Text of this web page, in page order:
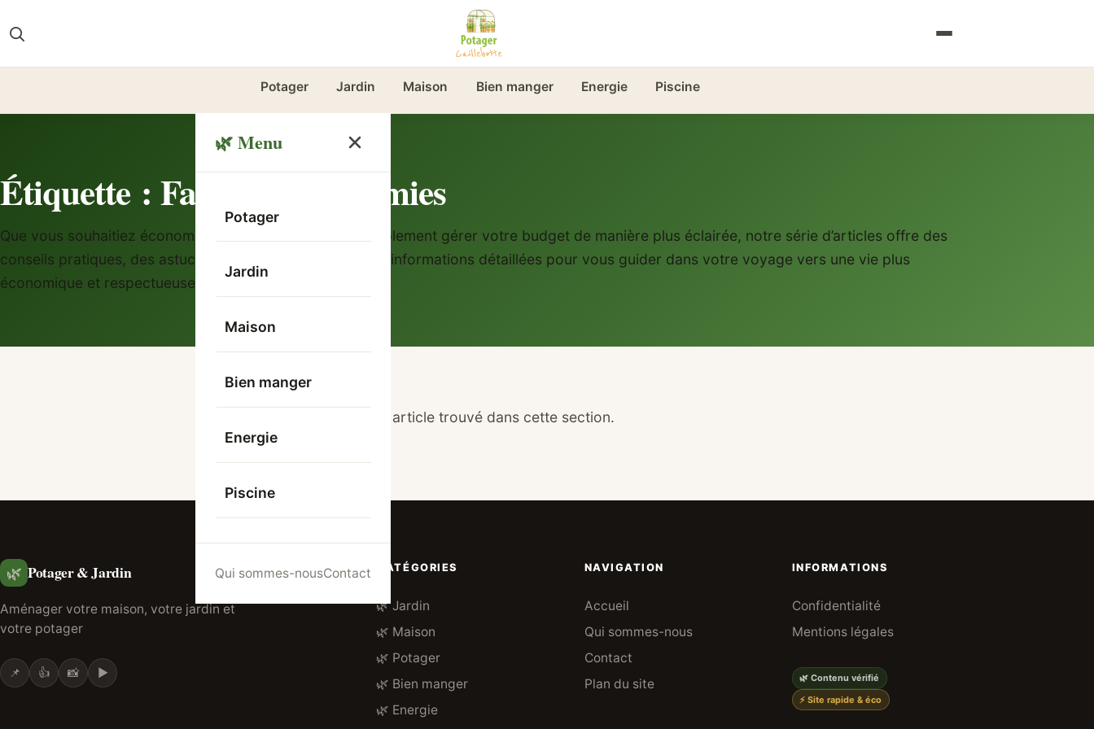
Potager Jardin Maison Bien manger Energie Piscine
🌿 Menu
Potager
Jardin
Maison
Bien manger
Energie
Piscine
Qui sommes-nousContact
Étiquette : Faire des économies
Que vous souhaitiez économiser l’eau, l’électricité, ou simplement gérer votre budget de manière plus éclairée, notre série d’articles offre des
conseils pratiques, des astuces faciles à appliquer, et des informations détaillées pour vous guider dans votre voyage vers une vie plus
économique et respectueuse de l’environnement.
Aucun article trouvé dans cette section.
🌿 Potager & Jardin
Aménager votre maison, votre jardin et
votre potager
📌 👍 📸 ▶️
CATÉGORIES
🌿 Jardin
🌿 Maison
🌿 Potager
🌿 Bien manger
🌿 Energie
NAVIGATION
Accueil
Qui sommes-nous
Contact
Plan du site
INFORMATIONS
Confidentialité
Mentions légales
🌿 Contenu vérifié
⚡ Site rapide & éco